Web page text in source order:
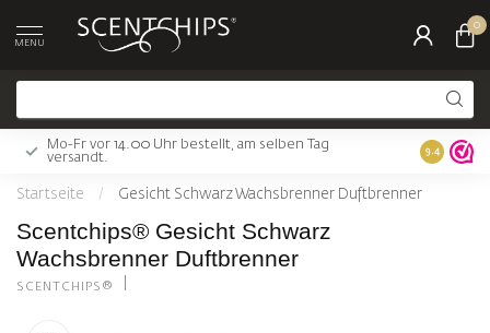
MENU
0
Mo-Fr vor 14.00 Uhr bestellt, am selben Tag
versandt.
Gratis
9.4
Startseite / Gesicht Schwarz Wachsbrenner Duftbrenner
Scentchips® Gesicht Schwarz
Wachsbrenner Duftbrenner
SCENTCHIPS®